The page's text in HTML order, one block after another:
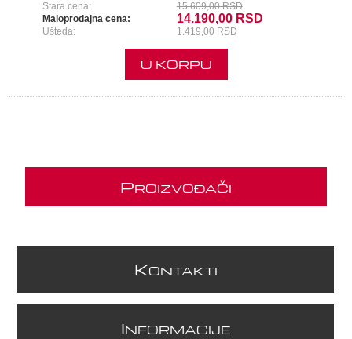
Stara cena:
15.609,00 RSD
Maloprodajna cena:
14.190,00 RSD
Ušteda: 1.419,00 RSD
U KORPU
PROIZVOĐAČI
KONTAKTI
INFORMACIJE